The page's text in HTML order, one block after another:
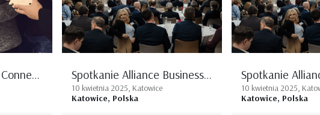
Szkolenie z cyklu All Connect: Interim management – wsparcie pracy właścicieli i rad nadzorczych firm Spotkanie Alliance Business Connect
10 kwietnia 2025, Katowice
Katowice, Polska
10 kwietnia 2025,
Katowice, Polska